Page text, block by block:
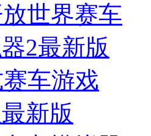
世界赛车
2最新版
车游戏
新版